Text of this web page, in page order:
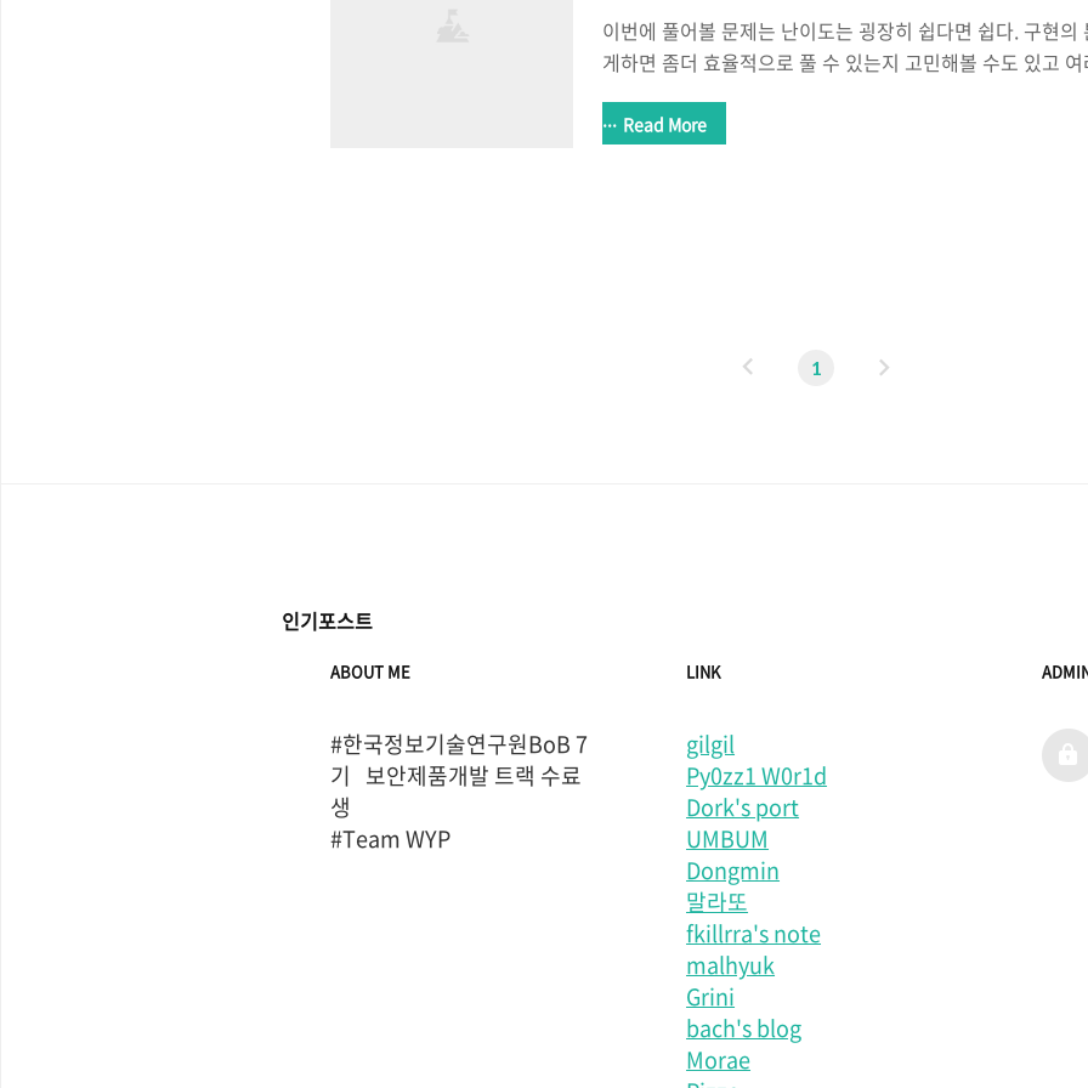
이번에 풀어볼 문제는 난이도는 굉장히 쉽다면 쉽다. 구현의
게하면 좀더 효율적으로 풀 수 있는지 고민해볼 수도 있고
도 있음)을 보면 대부분 난이도는 그렇게 어렵지 않지만 생각
Read More
1
다
인기포스트
ABOUT ME
#한국정보기술연구원BoB 7
기   보안제품개발 트랙 수료
생
#Team WYP
LINK
gilgil
Py0zz1 W0r1d
Dork's port
UMBUM
Dongmin
말라또
fkillrra's note
malhyuk
Grini
bach's blog
Morae